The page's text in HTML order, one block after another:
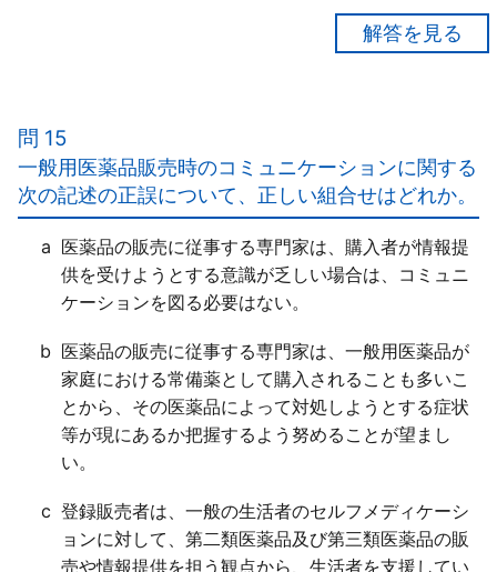
役割である。
ｂ○
ｃ○
問 15
一般用医薬品販売時のコミュニケーションに関する
次の記述の正誤について、正しい組合せはどれか。
a 医薬品の販売に従事する専門家は、購入者が情報提
供を受けようとする意識が乏しい場合は、コミュニ
ケーションを図る必要はない。
b 医薬品の販売に従事する専門家は、一般用医薬品が
家庭における常備薬として購入されることも多いこ
とから、その医薬品によって対処しようとする症状
等が現にあるか把握するよう努めることが望まし
い。
c 登録販売者は、一般の生活者のセルフメディケーシ
ョンに対して、第二類医薬品及び第三類医薬品の販
売や情報提供を担う観点から、生活者を支援してい